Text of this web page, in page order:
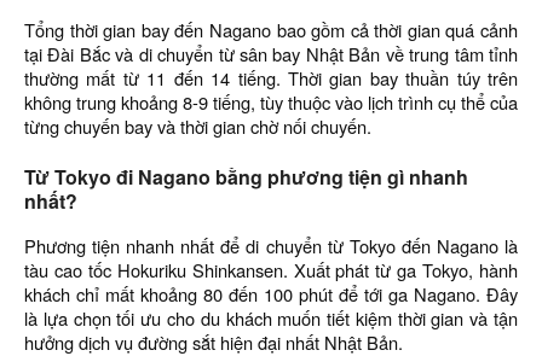
Tổng thời gian bay đến Nagano bao gồm cả thời gian quá cảnh
tại Đài Bắc và di chuyển từ sân bay Nhật Bản về trung tâm tỉnh
thường mất từ 11 đến 14 tiếng. Thời gian bay thuần túy trên
không trung khoảng 8-9 tiếng, tùy thuộc vào lịch trình cụ thể của
từng chuyến bay và thời gian chờ nối chuyến.
Từ Tokyo đi Nagano bằng phương tiện gì nhanh
nhất?
Phương tiện nhanh nhất để di chuyển từ Tokyo đến Nagano là
tàu cao tốc Hokuriku Shinkansen. Xuất phát từ ga Tokyo, hành
khách chỉ mất khoảng 80 đến 100 phút để tới ga Nagano. Đây
là lựa chọn tối ưu cho du khách muốn tiết kiệm thời gian và tận
hưởng dịch vụ đường sắt hiện đại nhất Nhật Bản.